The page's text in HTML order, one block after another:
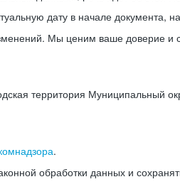
дату в начале документа,
Мы ценим ваше доверие и
территория Муниципальный
.
обработки данных и